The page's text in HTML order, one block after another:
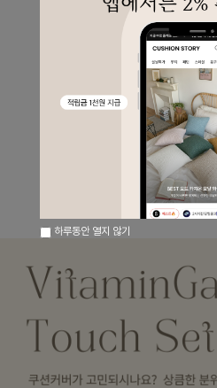
하루동안 열지 않기